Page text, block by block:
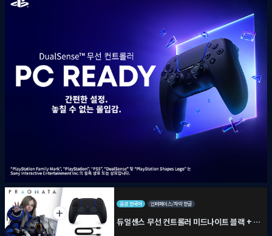
음성 한국어 인터페이스/자막 한글
듀얼센스 무선 컨트롤러 미드나이트 블랙 + PC용 USB 케이블 + 프래그마타